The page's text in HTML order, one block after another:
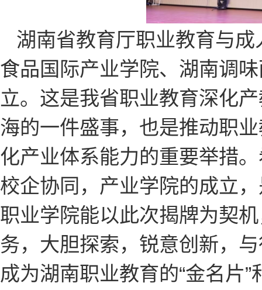
湖南省教育厅职业教育与
食品国际产业学院、湖南调
立。这是我省职业教育深化
海的一件盛事，也是推动职
化产业体系能力的重要举措
校企协同，产业学院的成立
职业学院能以此次揭牌为契
务，大胆探索，锐意创新，
成为湖南职业教育的“金名片